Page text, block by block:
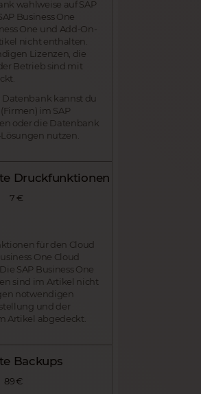
wahlweise auf SAP
Business One
One und Add-On-
nicht enthalten.
Lizenzen, die
Betrieb sind mit
Datenbank kannst du
im SAP
oder die Datenbank
nutzen.
Druckfunktionen
7 €
für den Cloud
One Cloud
SAP Business One
sind im Artikel nicht
notwendigen
und der
Artikel abgedeckt.
Backups
89 €